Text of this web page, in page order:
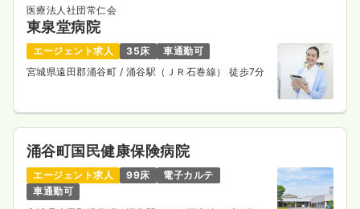
医療法人社団常仁会
東泉堂病院
エージェント求人 35床
車通勤可
宮城県遠田郡涌谷町 / 涌谷駅（ＪＲ石巻線） 徒歩7分
涌谷町国民健康保険病院
エージェント求人 99床
電子カルテ
車通勤可